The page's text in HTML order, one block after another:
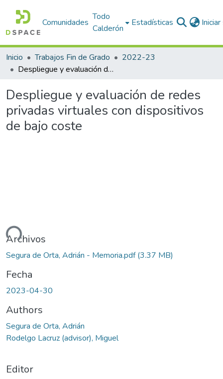
Comunidades
Todo
Calderón
Estadísticas
Inicio Trabajos Fin de Grado
2022-23
Despliegue y evaluación de redes privadas virtuales con dispositivos de bajo coste
Despliegue y evaluación de redes
privadas virtuales con dispositivos
de bajo coste
Archivos
Segura de Orta, Adrián - Memoria.pdf(3.37 MB)
Fecha
2023-04-30
Authors
Segura de Orta, Adrián
Rodelgo Lacruz (advisor), Miguel
Editor